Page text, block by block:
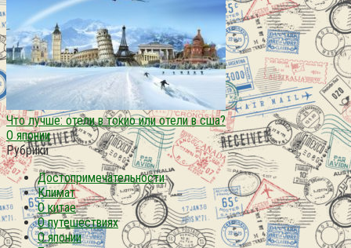
Что лучше: отели в токио или отели в сша?
О японии
Рубрики
Достопримечательности
Климат
О китае
О путешествиях
О японии